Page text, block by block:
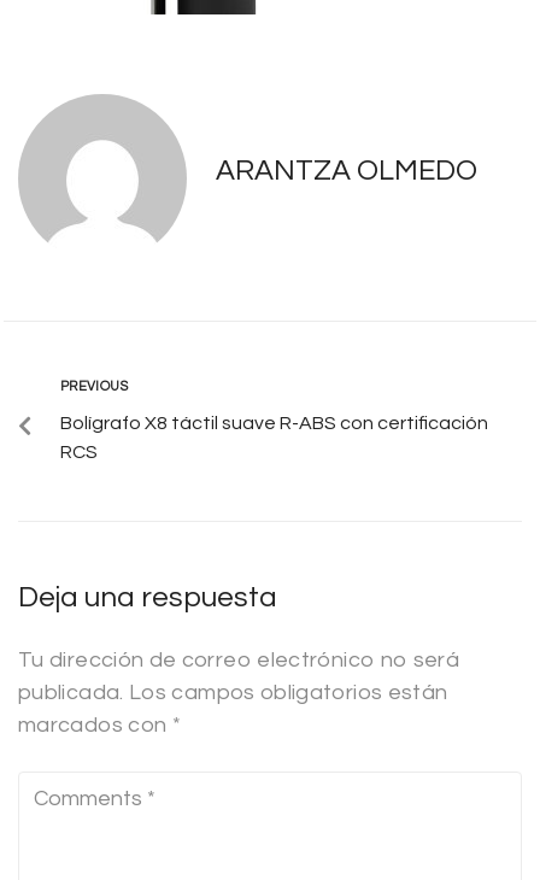
ARANTZA OLMEDO
PREVIOUS
Bolígrafo X8 táctil suave R-ABS con certificación
RCS
Deja una respuesta
Tu dirección de correo electrónico no será
publicada. Los campos obligatorios están
marcados con *